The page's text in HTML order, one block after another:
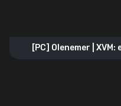
[PC] Olenemer |